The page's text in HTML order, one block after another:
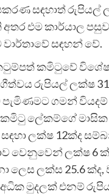
සඳහාත් රුපියල්
එම කාර්යාල
සඳහන් වේ.
කමිටුවේ
රුපියල් ලක්ෂ
පැමිණමට ගමන්
ලේකම්ගේ මාසික
සඳහා ලක්ෂ 12ක්ද
වෙනුවෙන් ලක්ෂ 6
ලෙස ලක්ස 25.6
මුදලක් එනම්